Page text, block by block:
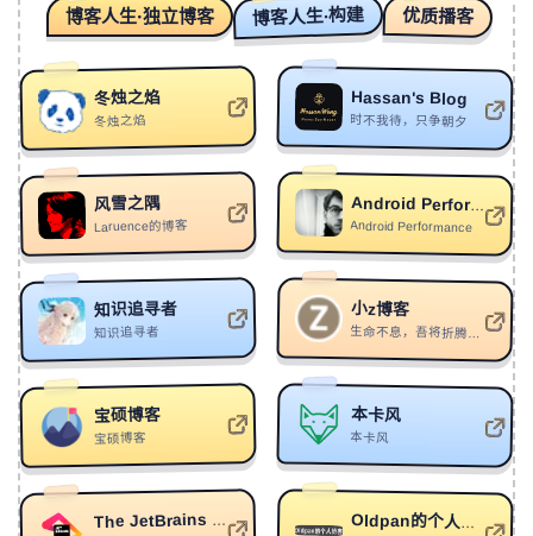
328 Zoltraak Evan Call
329 Night of Bloom LCwwww/Xomu/Kirara Magic
330 求神呐 柏鹿
331 Love Song x Rj Pasin IzRosh
333 F**k This Job Wheeler Walker Jr.
334 破烦 岳尔
335 Disaster SkeleTons/ALONE/HJFM/ARFT
336 不及汪伦送我情 户川江流
337 Misguided, Misunderstood YCK
338 黄金堂 聲無哀樂SWAL
339 失望中遗忘 柯柯柯啊
340 池鱼/听风说
博客人生·独立博客 博客人生·构建 优质播客
冬烛之焰
冬烛之焰
Hassan's Blog
时不我待，只争朝夕
风雪之隅
Laruence的博客
Android Performance
Android Performance
知识追寻者
知识追寻者
小z博客
生命不息，吾将折腾不止
宝硕博客
宝硕博客
本卡风
本卡风
The JetBrains Blog Oldpan的个人博客